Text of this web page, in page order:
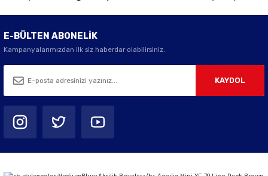
E-BÜLTEN ABONELİK
Kampanyalarımızdan ilk siz haberdar olabilirsiniz.
KAYDOL